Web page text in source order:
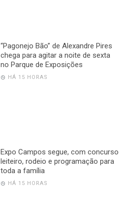
“Pagonejo Bão” de Alexandre Pires
chega para agitar a noite de sexta
no Parque de Exposições
HÁ 15 HORAS
Expo Campos segue, com concurso
leiteiro, rodeio e programação para
toda a família
HÁ 15 HORAS